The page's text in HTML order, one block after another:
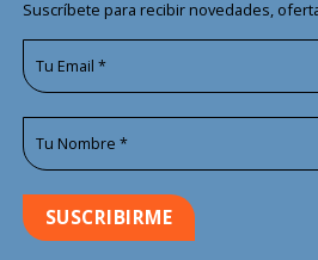
Suscríbete para recibir novedades,